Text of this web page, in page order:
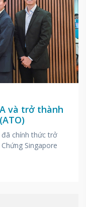
và trở thành
chính thức trở
Singapore